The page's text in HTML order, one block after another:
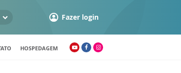
Fazer login
HOSPEDAGEM